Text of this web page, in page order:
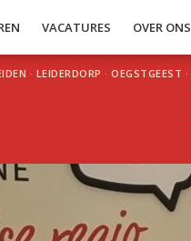
VACATURES OVER ONS
· LEIDERDORP · OEGSTGEEST ·